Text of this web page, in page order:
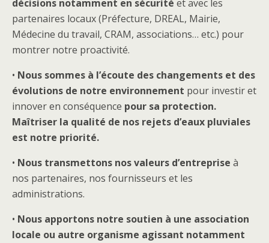
décisions notamment en sécurité et avec les
partenaires locaux (Préfecture, DREAL, Mairie,
Médecine du travail, CRAM, associations… etc.) pour
montrer notre proactivité.
• Nous sommes à l’écoute des changements et des
évolutions de notre environnement pour investir et
innover en conséquence pour sa protection.
Maîtriser la qualité de nos rejets d’eaux pluviales
est notre priorité.
• Nous transmettons nos valeurs d’entreprise à
nos partenaires, nos fournisseurs et les
administrations.
• Nous apportons notre soutien à une association
locale ou autre organisme agissant notamment